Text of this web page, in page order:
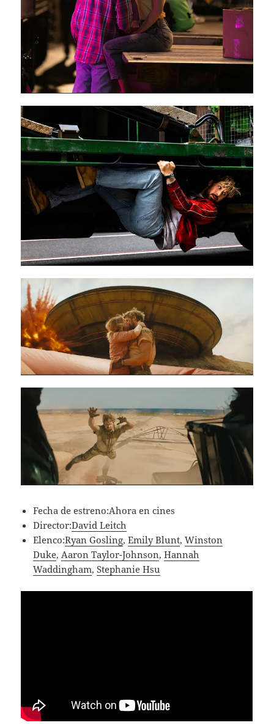
Fecha de estreno:Ahora en cines
Director:David Leitch
Elenco:Ryan Gosling,Emily Blunt,Winston
Duke, Aaron Taylor-Johnson,Hannah
Waddingham,Stephanie Hsu